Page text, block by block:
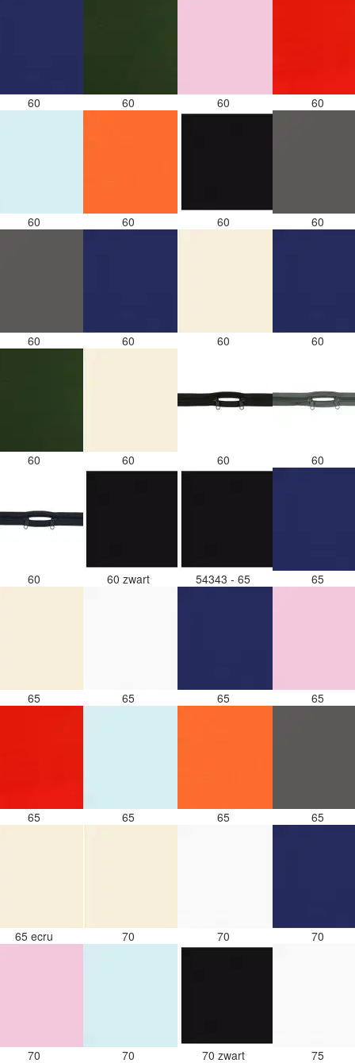
60 60 60 60
60 60 60 60
60 60 60 60
60 60 60 60
60 60 zwart 54343 - 65 65
65 65 65 65
65 65 65 65
65 ecru 70 70 70
70 70 70 zwart 75